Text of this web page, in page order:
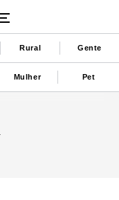
Rural Gente
Mulher Pet